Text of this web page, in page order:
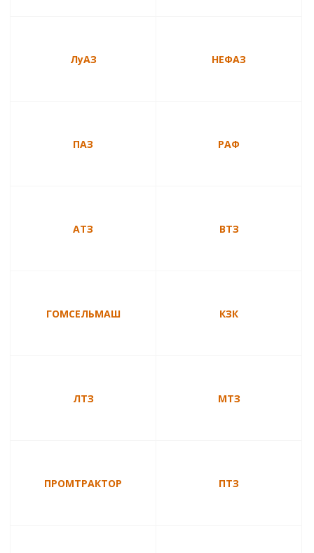
ЛуАЗ НЕФАЗ
ПАЗ РАФ
АТЗ ВТЗ
ГОМСЕЛЬМАШ КЗК
ЛТЗ МТЗ
ПРОМТРАКТОР ПТЗ